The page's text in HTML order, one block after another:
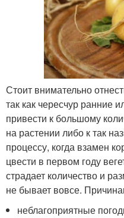
Стоит внимательно
так как чересчур ранние
привести к большому
на растении либо к так
процессу, когда взамен
цвести в первом году
страдает количество и
не бывает вовсе.
неблагоприятные